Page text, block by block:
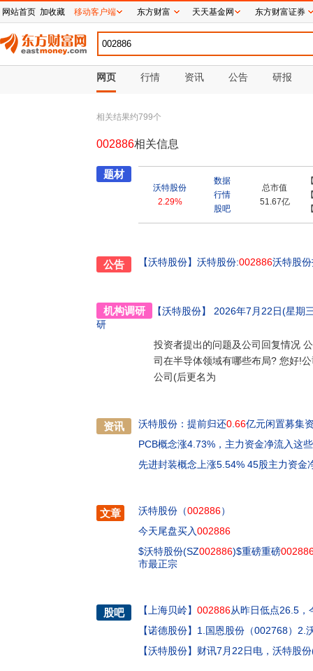
网页 行情 资讯 公告 研报
相关结果约799个
002886相关信息
题材
沃特股份
2.29%
数据
行情
股吧
总市值
51.67亿
公告 【沃特股份】 沃特股份:002886沃特股
机构调研 【沃特股份】
2026年7月22日(星期
研
投资者提出的问题及公司回复情况
司在半导体领域有哪些布局? 您好!
公司(后更名为
资讯 沃特股份：提前归还0 66亿元闲置募集
PCB概念涨4.73%，主力资金净流入这
先进封装概念上涨5.54% 45股主力资金
文章 沃特股份（002886）
今天尾盘买入002886
$沃特股份(SZ002886)$重磅重磅
市最正宗
股吧 【 上海贝岭】 002886从昨日低点26.5
【诺德股份】 1.国恩股份（002768）2.
【沃特股份】 财讯7月22日电，沃特股
网站首页 加收藏 移动客户端 东方财富 天天基金网 东方财富证券